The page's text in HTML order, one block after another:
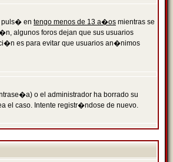
puls� en tengo menos de 13 a�os mientras se
algunos foros dejan que sus usuarios
es para evitar que usuarios an�nimos
o el administrador ha borrado su
el caso. Intente registr�ndose de nuevo.